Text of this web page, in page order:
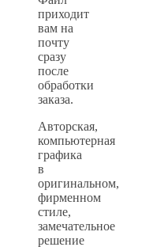
приходит
вам на
почту
сразу
после
обработки
заказа.
Авторская,
компьютерная
графика
в
оригинальном,
фирменном
стиле,
замечательное
решение